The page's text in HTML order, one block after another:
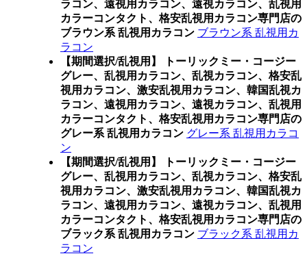
ラコン、遠視用カラコン、遠視カラコン、乱視用
カラーコンタクト、格安乱視用カラコン専門店の
ブラウン系 乱視用カラコン ブラウン系 乱視用カ
ラコン
【期間選択/乱視用】 トーリックミー・コージー
グレー、乱視用カラコン、乱視カラコン、格安乱
視用カラコン、激安乱視用カラコン、韓国乱視カ
ラコン、遠視用カラコン、遠視カラコン、乱視用
カラーコンタクト、格安乱視用カラコン専門店の
グレー系 乱視用カラコン グレー系 乱視用カラコ
ン
【期間選択/乱視用】 トーリックミー・コージー
グレー、乱視用カラコン、乱視カラコン、格安乱
視用カラコン、激安乱視用カラコン、韓国乱視カ
ラコン、遠視用カラコン、遠視カラコン、乱視用
カラーコンタクト、格安乱視用カラコン専門店の
ブラック系 乱視用カラコン ブラック系 乱視用カ
ラコン